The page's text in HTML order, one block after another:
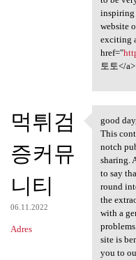
inspiring
website
exciting
href="
토토</a>
먹튀검
증커뮤
니티
06.11.2022
Adres
good
good
This
notch
sharing.
to say
round
the
with a
site is
you to